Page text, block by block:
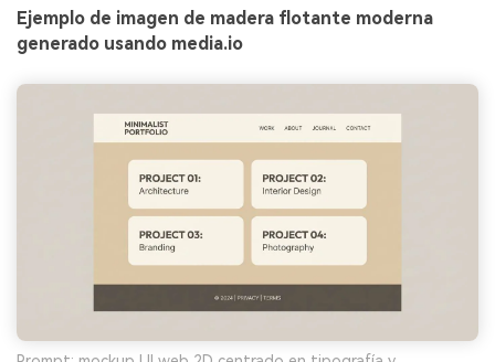
Ejemplo de imagen de madera flotante moderna
generado usando media.io